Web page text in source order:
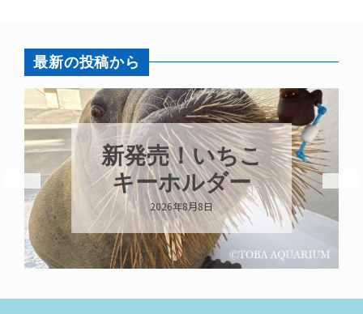
最新の投稿から
新発売！いちこ
キーホルダー
2026年8月8日